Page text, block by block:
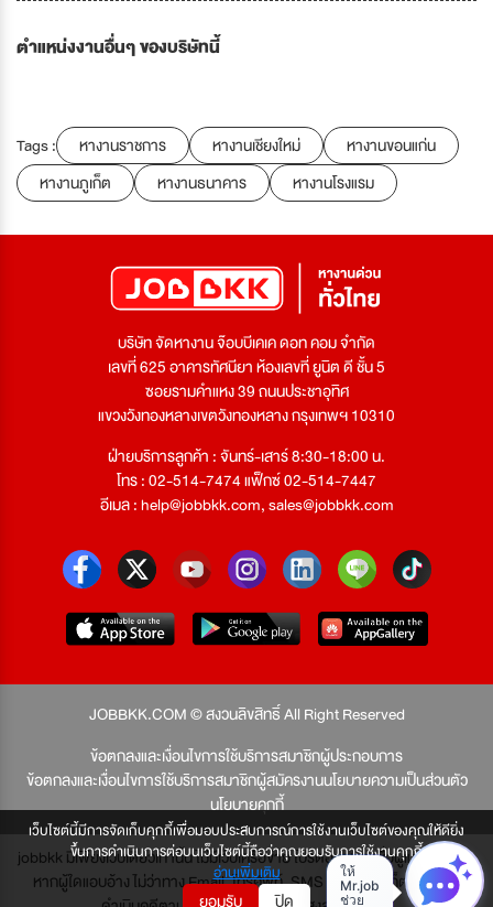
เว็บไซต์นี้มีการจัดเก็บคุกกี้เพื่อมอบประสบการณ์การใช้งานเว็บไซต์ของคุณให้ดียิ่ง
ขึ้นการดำเนินการต่อบนเว็บไซต์นี้ถือว่าคุณยอมรับการใช้งานคุกกี้
อ่านเพิ่มเติม
ยอมรับ ปิด
ตำแหน่งงานอื่นๆ ของบริษัทนี้
Tags : หางานราชการ หางานเชียงใหม่
หางานขอนแก่น
หางานภูเก็ต
หางานธนาคาร หางานโรงแรม
บริษัท จัดหางาน จ๊อบบีเคเค ดอท คอม จำกัด
เลขที่ 625 อาคารทัศนียา ห้องเลขที่ ยูนิต ดี ชั้น 5
ซอยรามคำแหง 39 ถนนประชาอุทิศ
แขวงวังทองหลางเขตวังทองหลาง กรุงเทพฯ 10310
ฝ่ายบริการลูกค้า : จันทร์-เสาร์ 8:30-18:00 น.
โทร : 02-514-7474 แฟ็กซ์ 02-514-7447
อีเมล :help@jobbkk.com,sales@jobbkk.com
JOBBKK.COM © สงวนลิขสิทธิ์ All Right Reserved
ข้อตกลงและเงื่อนไขการใช้บริการสมาชิกผู้ประกอบการ
ข้อตกลงและเงื่อนไขการใช้บริการสมาชิกผู้สมัครงานนโยบายความเป็นส่วนตัว
นโยบายคุกกี้
jobbkk มีเพียงเว็บเดียวเท่านั้น ไม่มีเว็บเครือข่าย โปรดอย่าหลงเชื่อผู้แอบอ้าง และ
หากผู้ใดแอบอ้าง ไม่ว่าทาง Email, โทรศัพท์, SMS หรือทางใดก็ตาม จะถูก